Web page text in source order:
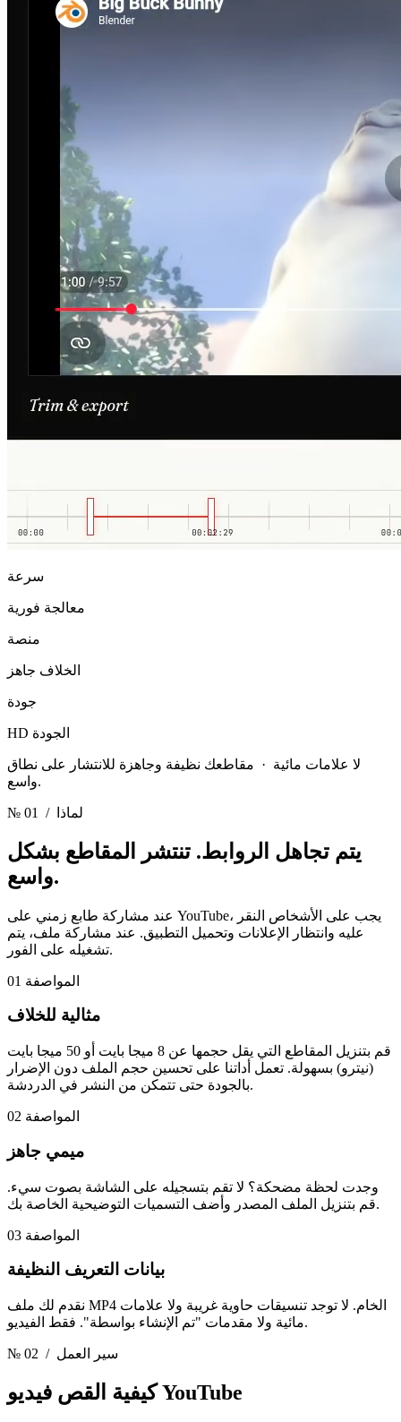
سرعة
معالجة فورية
منصة
الخلاف جاهز
جودة
HD الجودة
لا علامات مائية · مقاطعك نظيفة وجاهزة للانتشار على نطاق
واسع.
№ 01 / لماذا
يتم تجاهل الروابط. تنتشر المقاطع بشكل
واسع.
عند مشاركة طابع زمني على YouTube، يجب على الأشخاص النقر
عليه وانتظار الإعلانات وتحميل التطبيق. عند مشاركة ملف، يتم
تشغيله على الفور.
المواصفة 01
مثالية للخلاف
قم بتنزيل المقاطع التي يقل حجمها عن 8 ميجا بايت أو 50 ميجا بايت
(نيترو) بسهولة. تعمل أداتنا على تحسين حجم الملف دون الإضرار
بالجودة حتى تتمكن من النشر في الدردشة.
المواصفة 02
ميمي جاهز
وجدت لحظة مضحكة؟ لا تقم بتسجيله على الشاشة بصوت سيء.
قم بتنزيل الملف المصدر وأضف التسميات التوضيحية الخاصة بك.
المواصفة 03
بيانات التعريف النظيفة
نقدم لك ملف MP4 الخام. لا توجد تنسيقات حاوية غريبة ولا علامات
مائية ولا مقدمات "تم الإنشاء بواسطة". فقط الفيديو.
№ 02 / سير العمل
كيفية القصفيديو YouTube